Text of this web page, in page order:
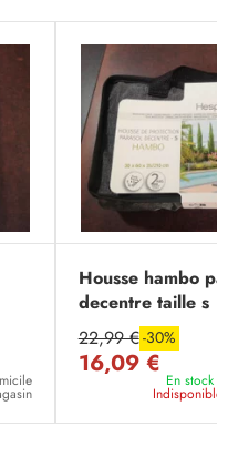
Housse hambo
decentre taille s
22,99 €-30%
16,09 €
En stock
Indisponible